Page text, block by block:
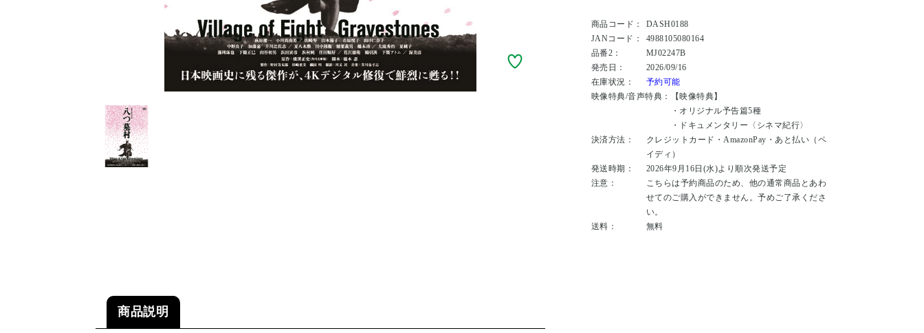
商品コード：
DASH0188
JANコード：
4988105080164
品番2：
MJ02247B
発売日：
2026/09/16
在庫状況：
予約可能
映像特典/音声特典：
【映像特典】
・オリジナル予告篇5種
・ドキュメンタリー〈シネマ紀行〉
決済方法：
クレジットカード・AmazonPay・あと払い（ペ
イディ）
発送時期：
2026年9月16日(水)より順次発送予定
注意：
こちらは予約商品のため、他の通常商品とあわ
せてのご購入ができません。予めご了承くださ
い。
送料：
無料
商品説明